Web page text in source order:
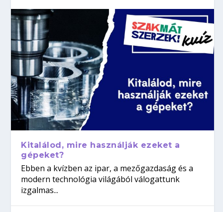
Kitalálod, mire használják ezeket a
gépeket?
Ebben a kvízben az ipar, a mezőgazdaság és a
modern technológia világából válogattunk
izgalmas...